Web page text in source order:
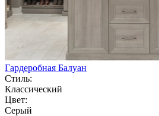
Гардеробная Балуан
Стиль:
Классический
Цвет:
Серый